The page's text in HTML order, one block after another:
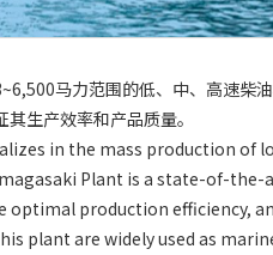
马力范围的低、中、高速柴
其生产效率和产品质量。
in the mass production
Plant is a state-of-
optimal production efficiency,
plant are widely used as